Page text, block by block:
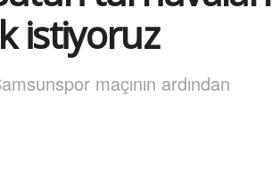
istiyoruz
maçının ardından